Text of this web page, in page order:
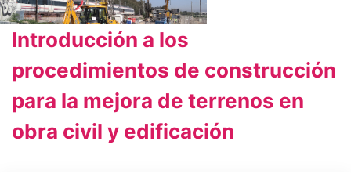
Introducción a los
procedimientos de construcción
para la mejora de terrenos en
obra civil y edificación